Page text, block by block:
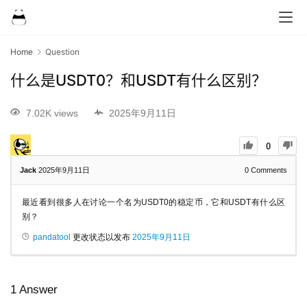
Home Question
什么是USDT0？和USDT有什么区别？
7.02K views 2025年9月11日
0
Jack 2025年9月11日 0 Comments
最近看到很多人在讨论一个名为USDT0的稳定币，它和USDT有什么区
别？
pandatool 更改状态以发布 2025年9月11日
1 Answer